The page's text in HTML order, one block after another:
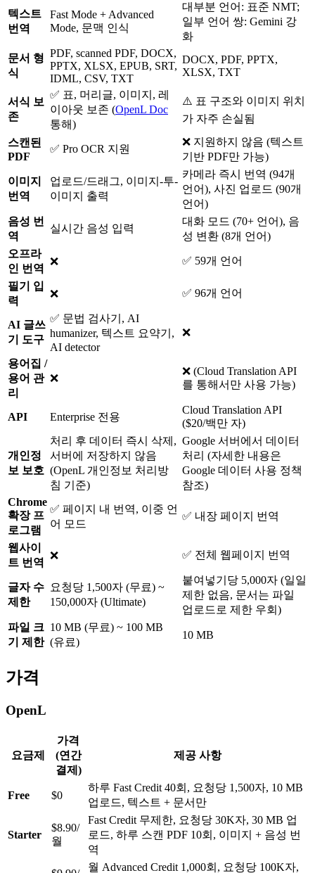
텍스트
번역
Fast Mode + Advanced
Mode, 문맥 인식
대부분 언어: 표준 NMT;
일부 언어 쌍: Gemini 강
화
문서 형
식
PDF, scanned PDF, DOCX,
PPTX, XLSX, EPUB, SRT,
IDML, CSV, TXT
DOCX, PDF, PPTX,
XLSX, TXT
서식 보
존
✅ 표, 머리글, 이미지, 레
이아웃 보존 (OpenL Doc
통해)
⚠️ 표 구조와 이미지 위치
가 자주 손실됨
스캔된
PDF
✅ Pro OCR 지원
❌ 지원하지 않음 (텍스트
기반 PDF만 가능)
이미지
번역
업로드/드래그, 이미지-투-
이미지 출력
카메라 즉시 번역 (94개
언어), 사진 업로드 (90개
언어)
음성 번
역
실시간 음성 입력
대화 모드 (70+ 언어), 음
성 변환 (8개 언어)
오프라
인 번역
❌ ✅ 59개 언어
필기 입
력
❌ ✅ 96개 언어
AI 글쓰
기 도구
✅ 문법 검사기, AI
humanizer, 텍스트 요약기,
AI detector
❌
용어집 /
용어 관
리
❌
❌ (Cloud Translation API
를 통해서만 사용 가능)
API Enterprise 전용
Cloud Translation API
($20/백만 자)
개인정
보 보호
처리 후 데이터 즉시 삭제,
서버에 저장하지 않음
(OpenL 개인정보 처리방
침 기준)
Google 서버에서 데이터
처리 (자세한 내용은
Google 데이터 사용 정책
참조)
Chrome
확장 프
로그램
✅ 페이지 내 번역, 이중 언
어 모드
✅ 내장 페이지 번역
웹사이
트 번역
❌ ✅ 전체 웹페이지 번역
글자 수
제한
요청당 1,500자 (무료) ~
150,000자 (Ultimate)
붙여넣기당 5,000자 (일일
제한 없음, 문서는 파일
업로드로 제한 우회)
파일 크
기 제한
10 MB (무료) ~ 100 MB
(유료)
10 MB
가격
OpenL
요금제
가격
(연간
결제)
제공 사항
Free $0
하루 Fast Credit 40회, 요청당 1,500자, 10 MB
업로드, 텍스트 + 문서만
Starter
$8.90/
월
Fast Credit 무제한, 요청당 30K자, 30 MB 업
로드, 하루 스캔 PDF 10회, 이미지 + 음성 번
역
월 Advanced Credit 1,000회, 요청당 100K자,